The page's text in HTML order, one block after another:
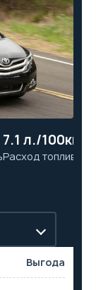
7.1 л./100км
Расход топлива
Выгода